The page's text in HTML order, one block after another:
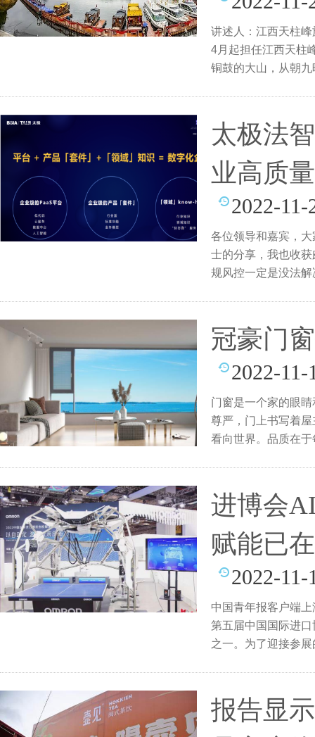
讲述人：江西天柱
4月起担任江西天柱
铜鼓的大山，从朝
太极法
业高质
2022-11-
各位领导和嘉宾，
士的分享，我也收
规风控一定是没法
冠豪门
2022-11-
门窗是一个家的眼
尊严，门上书写着
看向世界。品质在
进博会
赋能已
2022-11-
中国青年报客户端
第五届中国国际进
之一。为了迎接参
报告显